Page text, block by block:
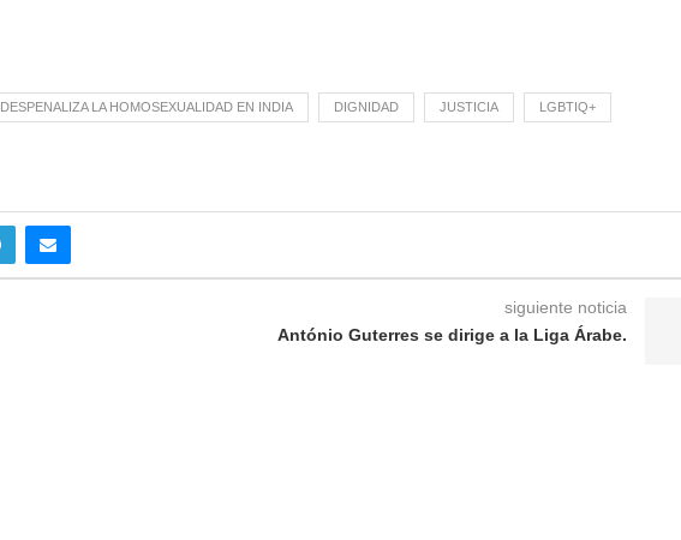
DESPENALIZA LA HOMOSEXUALIDAD EN INDIA DIGNIDAD JUSTICIA LGBTIQ+
siguiente noticia
António Guterres se dirige a la Liga Árabe.